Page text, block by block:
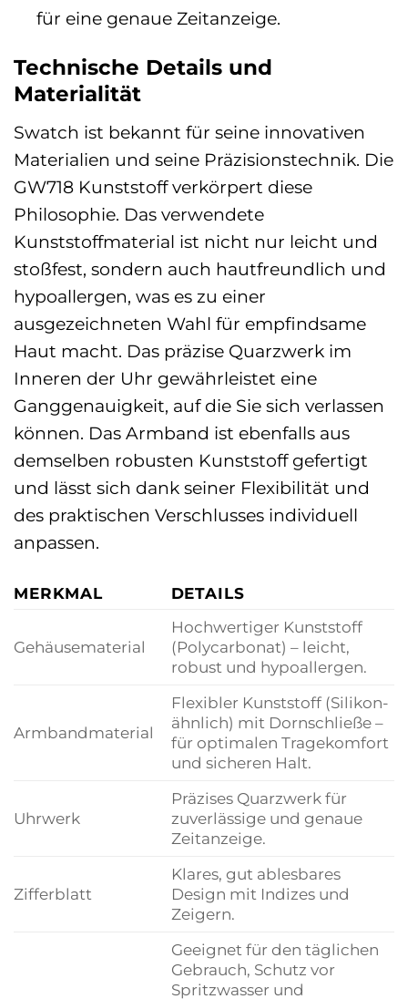
für eine genaue Zeitanzeige.
Technische Details und
Materialität
Swatch ist bekannt für seine innovativen
Materialien und seine Präzisionstechnik. Die
GW718 Kunststoff verkörpert diese
Philosophie. Das verwendete
Kunststoffmaterial ist nicht nur leicht und
stoßfest, sondern auch hautfreundlich und
hypoallergen, was es zu einer
ausgezeichneten Wahl für empfindsame
Haut macht. Das präzise Quarzwerk im
Inneren der Uhr gewährleistet eine
Ganggenauigkeit, auf die Sie sich verlassen
können. Das Armband ist ebenfalls aus
demselben robusten Kunststoff gefertigt
und lässt sich dank seiner Flexibilität und
des praktischen Verschlusses individuell
anpassen.
MERKMAL DETAILS
Gehäusematerial
Hochwertiger Kunststoff
(Polycarbonat) – leicht,
robust und hypoallergen.
Armbandmaterial
Flexibler Kunststoff (Silikon-
ähnlich) mit Dornschließe –
für optimalen Tragekomfort
und sicheren Halt.
Uhrwerk
Präzises Quarzwerk für
zuverlässige und genaue
Zeitanzeige.
Zifferblatt
Klares, gut ablesbares
Design mit Indizes und
Zeigern.
Geeignet für den täglichen
Gebrauch, Schutz vor
Spritzwasser und